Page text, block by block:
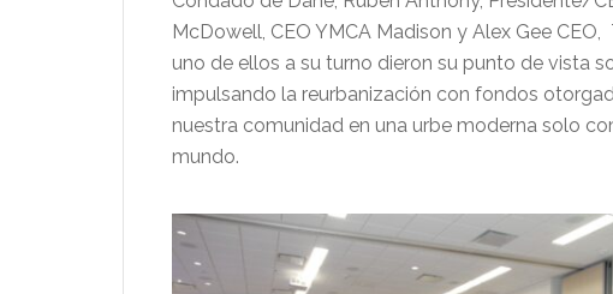
McDowell, CEO YMCA Madison y Alex Gee
uno de ellos a su turno dieron su punto de vista
impulsando la reurbanización con fondos
nuestra comunidad en una urbe moderna solo
mundo.